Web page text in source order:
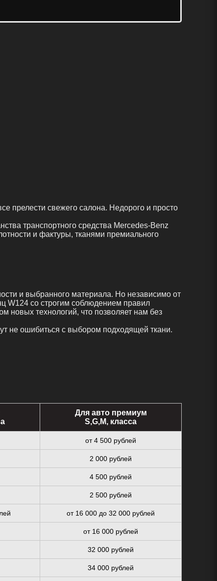
прелести свежего салона. Недорого и просто
транспортного средства Mercedes-Benz
и фактуры, тканями премиального
и выбранного материала. Но независимо от
W124 со строгим соблюдением правил
новых технологий, что позволяет нам без
не ошибиться с выбором подходящей ткани.
Для авто премиум
S,G,M, класса
от 4 500 рублей
2 000 рублей
4 500 рублей
2 500 рублей
от 16 000 до 32 000 рублей
от 16 000 рублей
32 000 рублей
34 000 рублей